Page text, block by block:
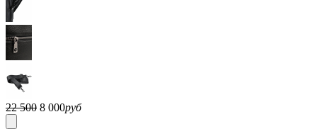
22 500 8 000руб